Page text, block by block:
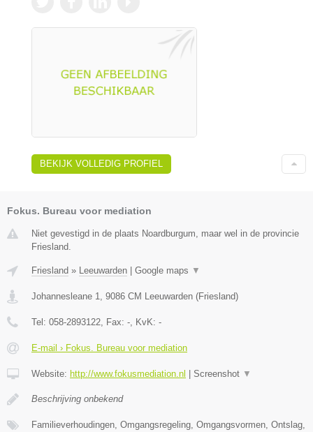
BEKIJK VOLLEDIG PROFIEL
Fokus. Bureau voor mediation
Niet gevestigd in de plaats Noardburgum, maar wel in de provincie
Friesland.
Friesland » Leeuwarden Google maps ▼
Johannesleane 1, 9086 CM Leeuwarden (Friesland)
Tel: 058-2893122, Fax: -, KvK: -
E-mail › Fokus. Bureau voor mediation
Website: http://www.fokusmediation.nl Screenshot ▼
Beschrijving onbekend
Familieverhoudingen, Omgangsregeling, Omgangsvormen, Ontslag,